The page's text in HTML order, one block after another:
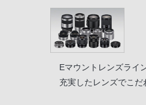
Eマウントレンズライ
充実したレンズでこだ